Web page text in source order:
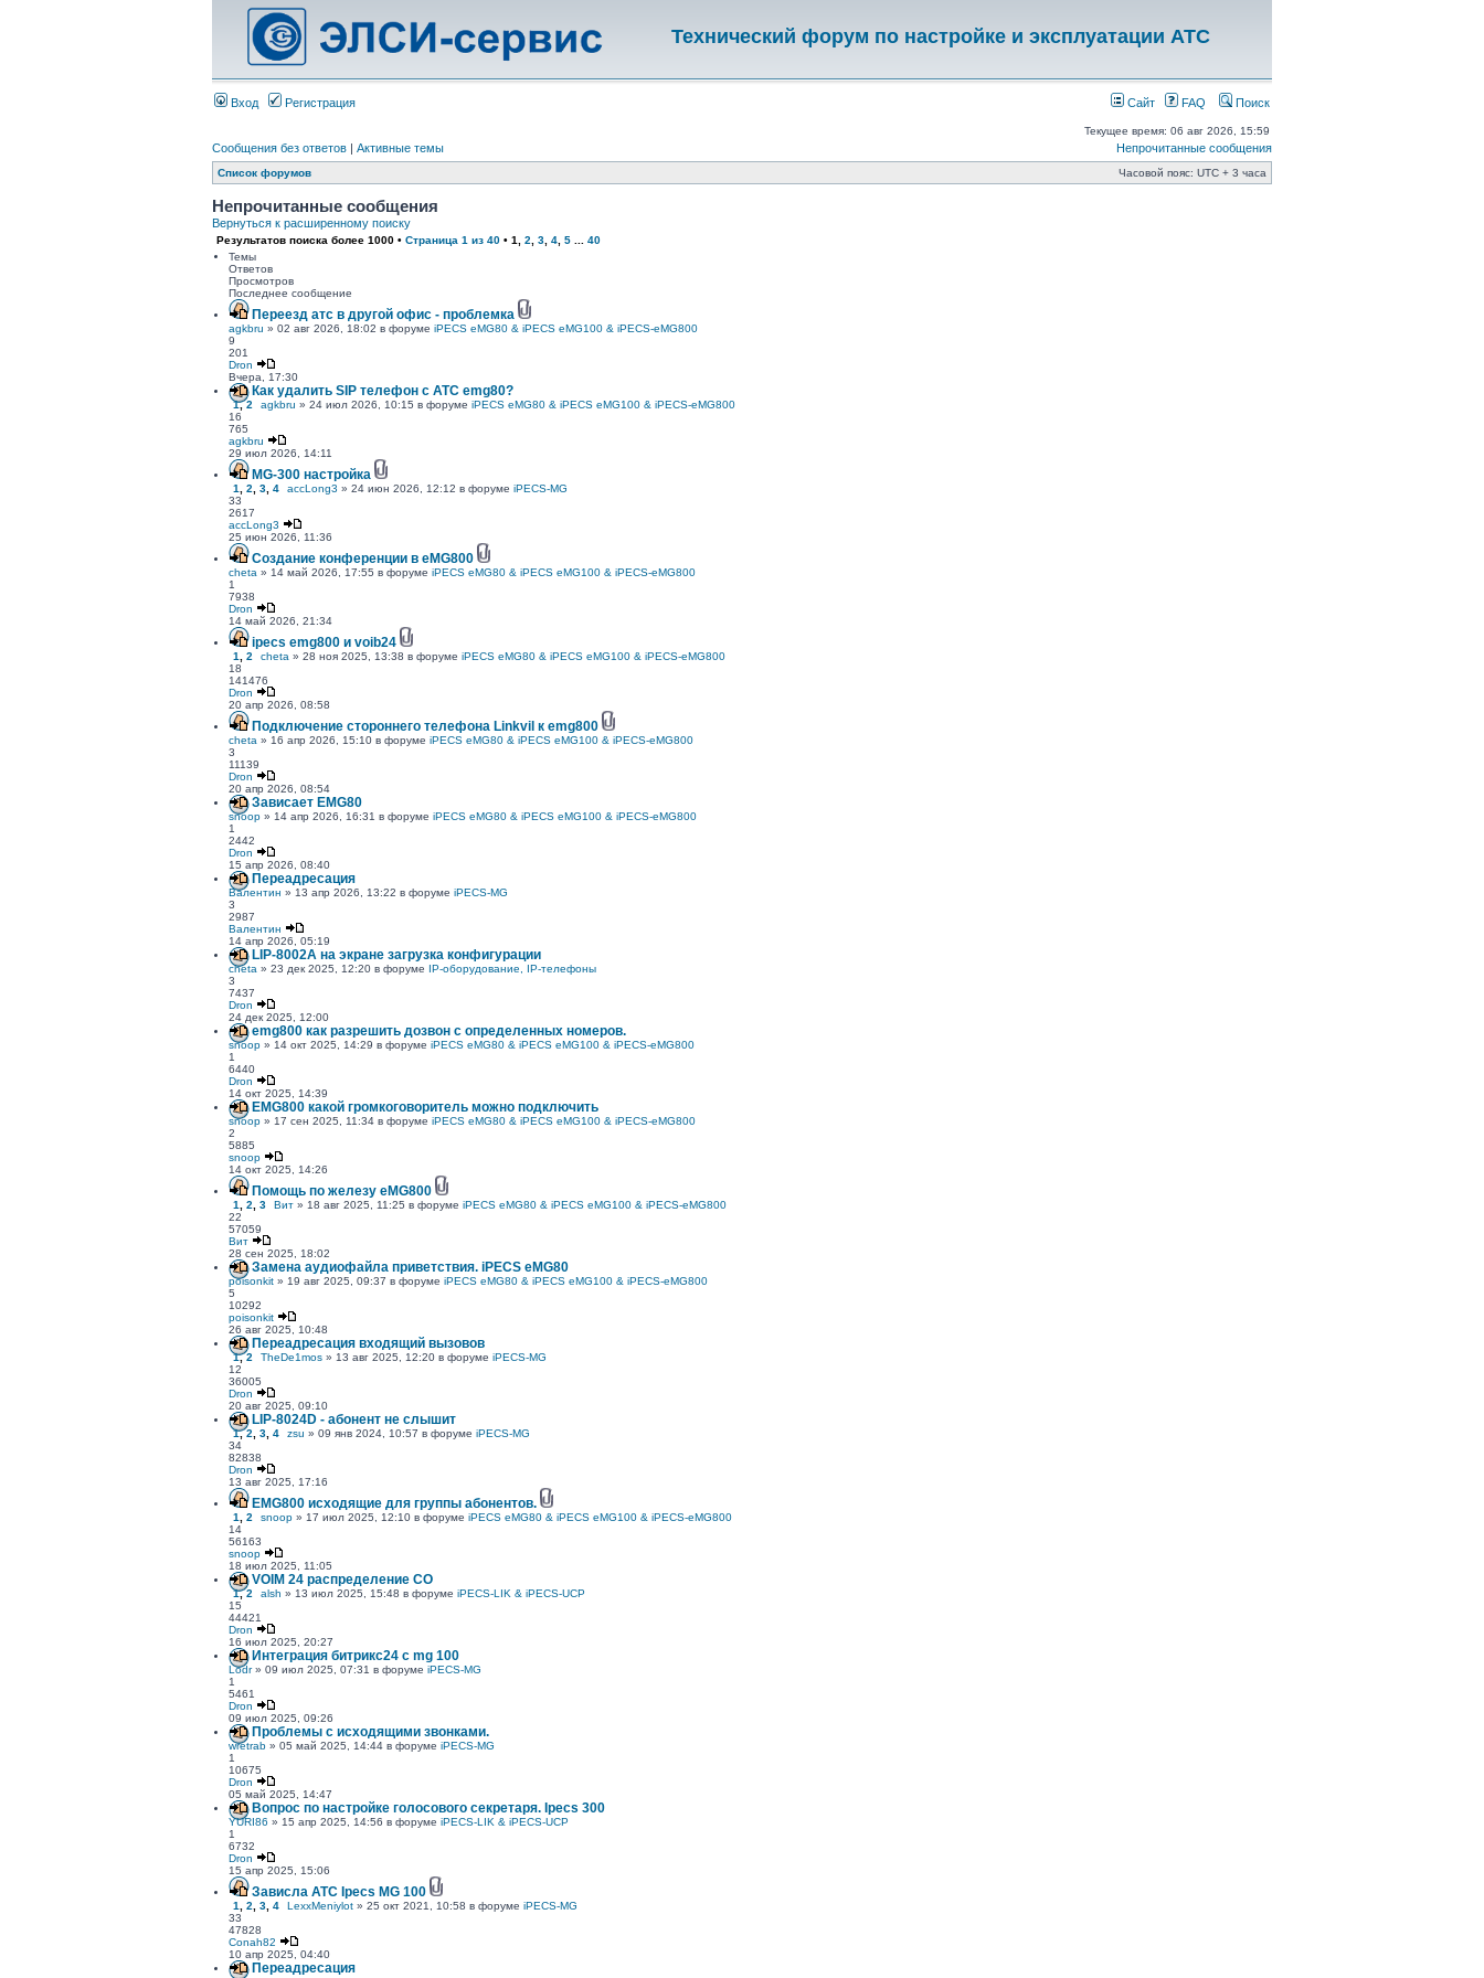
Технический форум по настройке и эксплуатации АТС
Вход Регистрация Сайт FAQ Поиск
Текущее время: 06 авг 2026, 15:59
Сообщения без ответов | Активные темы Непрочитанные сообщения
Список форумов Часовой пояс: UTC + 3 часа
Непрочитанные сообщения
Вернуться к расширенному поиску
Результатов поиска более 1000 • Страница 1 из 40 • 1 2 3 4 5
40
Темы
Ответов
Просмотров
Последнее сообщение
Переезд атс в другой офис - проблемка
agkbru » 02 авг 2026, 18:02 в форуме iPECS eMG80 & iPECS eMG100 & iPECS-eMG800
9
201
Dron
Вчера, 17:30
Как удалить SIP телефон c АТС emg80?
1,2 agkbru » 24 июл 2026, 10:15 в форуме iPECS eMG80 & iPECS eMG100 & iPECS-eMG800
16
765
agkbru
29 июл 2026, 14:11
MG-300 настройка
1 2 3 4 accLong3 » 24 июн 2026, 12:12 в форуме iPECS-MG
33
2617
accLong3
25 июн 2026, 11:36
Создание конференции в eMG800
cheta » 14 май 2026, 17:55 в форуме iPECS eMG80 & iPECS eMG100 & iPECS-eMG800
1
7938
Dron
14 май 2026, 21:34
ipecs emg800 и voib24
1 2 cheta » 28 ноя 2025, 13:38 в форуме iPECS eMG80 & iPECS eMG100 & iPECS-eMG800
18
141476
Dron
20 апр 2026, 08:58
Подключение стороннего телефона Linkvil к emg800
cheta » 16 апр 2026, 15:10 в форуме iPECS eMG80 & iPECS eMG100 & iPECS-eMG800
3
11139
Dron
20 апр 2026, 08:54
Зависает EMG80
snoop » 14 апр 2026, 16:31 в форуме iPECS eMG80 & iPECS eMG100 & iPECS-eMG800
1
2442
Dron
15 апр 2026, 08:40
Переадресация
Валентин » 13 апр 2026, 13:22 в форуме iPECS-MG
3
2987
Валентин
14 апр 2026, 05:19
LIP-8002A на экране загрузка конфигурации
cheta » 23 дек 2025, 12:20 в форуме IP-оборудование, IP-телефоны
3
7437
Dron
24 дек 2025, 12:00
emg800 как разрешить дозвон с определенных номеров.
snoop » 14 окт 2025, 14:29 в форуме iPECS eMG80 & iPECS eMG100 & iPECS-eMG800
1
6440
Dron
14 окт 2025, 14:39
EMG800 какой громкоговоритель можно подключить
snoop » 17 сен 2025, 11:34 в форуме iPECS eMG80 & iPECS eMG100 & iPECS-eMG800
2
5885
snoop
14 окт 2025, 14:26
Помощь по железу eMG800
1 2 3 Вит » 18 авг 2025, 11:25 в форуме iPECS eMG80 & iPECS eMG100 & iPECS-eMG800
22
57059
Вит
28 сен 2025, 18:02
Замена аудиофайла приветствия. iPECS eMG80
poisonkit » 19 авг 2025, 09:37 в форуме iPECS eMG80 & iPECS eMG100 & iPECS-eMG800
5
10292
poisonkit
26 авг 2025, 10:48
Переадресация входящий вызовов
1,2 TheDe1mos » 13 авг 2025, 12:20 в форуме iPECS-MG
12
36005
Dron
20 авг 2025, 09:10
LIP-8024D - абонент не слышит
1,2 3 4 zsu » 09 янв 2024, 10:57 в форуме iPECS-MG
34
82838
Dron
13 авг 2025, 17:16
EMG800 исходящие для группы абонентов.
1 2 snoop » 17 июл 2025, 12:10 в форуме iPECS eMG80 & iPECS eMG100 & iPECS-eMG800
14
56163
snoop
18 июл 2025, 11:05
VOIM 24 распределение CO
1,2 alsh » 13 июл 2025, 15:48 в форуме iPECS-LIK & iPECS-UCP
15
44421
Dron
16 июл 2025, 20:27
Интеграция битрикс24 с mg 100
Lodr» 09 июл 2025, 07:31 в форуме iPECS-MG
1
5461
Dron
09 июл 2025, 09:26
Проблемы с исходящими звонками.
wretrab » 05 май 2025, 14:44 в форуме iPECS-MG
1
10675
Dron
05 май 2025, 14:47
Вопрос по настройке голосового секретаря. Ipecs 300
YURI86 » 15 апр 2025, 14:56 в форуме iPECS-LIK & iPECS-UCP
1
6732
Dron
15 апр 2025, 15:06
Зависла АТС Ipecs MG 100
1 2 3 4 LexxMeniylot » 25 окт 2021, 10:58 в форуме iPECS-MG
33
47828
Conah82
10 апр 2025, 04:40
Переадресация